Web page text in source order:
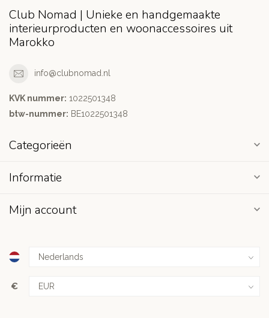
Club Nomad | Unieke en handgemaakte
interieurproducten en woonaccessoires uit
Marokko
info@clubnomad.nl
KVK nummer: 1022501348
btw-nummer: BE1022501348
Categorieën
Informatie
Mijn account
€